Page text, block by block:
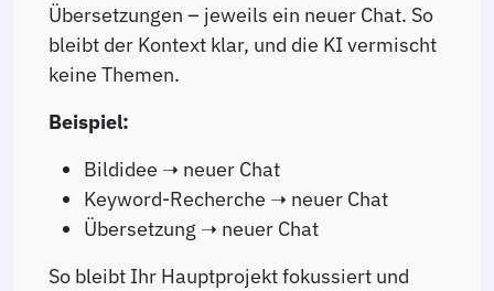
Übersetzungen – jeweils ein neuer Chat. So
bleibt der Kontext klar, und die KI vermischt
keine Themen.
Beispiel:
Bildidee ➝ neuer Chat
Keyword-Recherche ➝ neuer Chat
Übersetzung ➝ neuer Chat
So bleibt Ihr Hauptprojekt fokussiert und